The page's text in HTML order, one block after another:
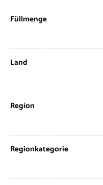
Füllmenge
Land
Region
Regionkategorie